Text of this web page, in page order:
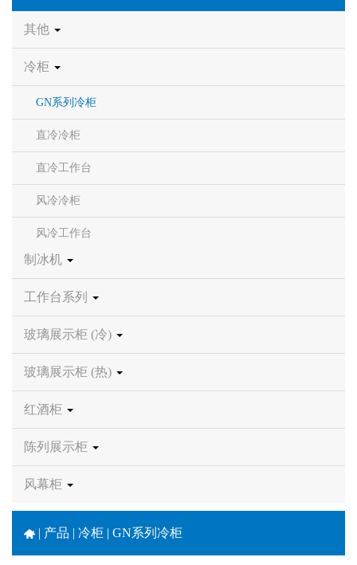
其他
冷柜
GN系列冷柜
直冷冷柜
直冷工作台
风冷冷柜
风冷工作台
制冰机
工作台系列
玻璃展示柜 (冷)
玻璃展示柜 (热)
红酒柜
陈列展示柜
风幕柜
| 产品 | 冷柜 | GN系列冷柜